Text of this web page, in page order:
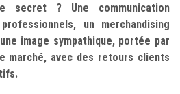
secret ? Une communication
un merchandising
image sympathique, portée par
marché, avec des retours clients